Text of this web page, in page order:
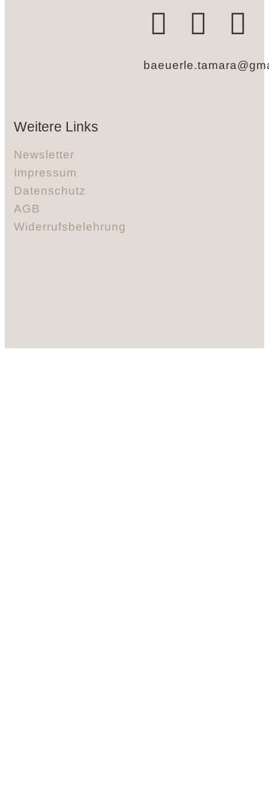
Weitere Links
Newsletter
Impressum
Datenschutz
AGB
Widerrufsbelehrung